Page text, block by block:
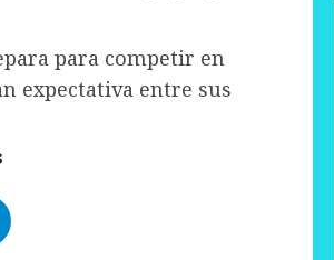
para competir en
expectativa entre sus